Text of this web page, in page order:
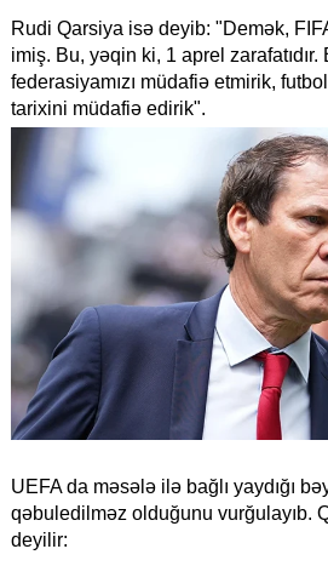
Rudi Qarsiya isə deyib: "Demək,
imiş. Bu, yəqin ki, 1 aprel
federasiyamızı müdafiə etmirik,
tarixini müdafiə edirik".
UEFA da məsələ ilə bağlı yaydığı
qəbuledilməz olduğunu vurğulayıb.
deyilir: